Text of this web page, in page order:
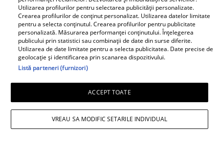
Utilizarea profilurilor pentru selectarea publicității personalizate.
Crearea profilurilor de conținut personalizat. Utilizarea datelor limitate
pentru a selecta conținutul. Crearea profilurilor pentru publicitate
personalizată. Măsurarea performanței conținutului. Înțelegerea
publicului prin statistici sau combinații de date din surse diferite.
Utilizarea de date limitate pentru a selecta publicitatea. Date precise de
geolocație și identificarea prin scanarea dispozitivului.
Listă parteneri (furnizori)
ACCEPT TOATE
VREAU SA MODIFIC SETARILE INDIVIDUAL